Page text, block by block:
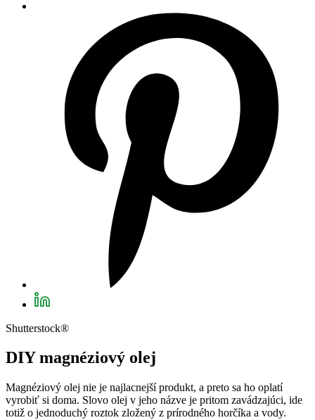
Shutterstock®
DIY magnéziový olej
Magnéziový olej nie je najlacnejší produkt, a preto sa ho oplatí
vyrobiť si doma. Slovo olej v jeho názve je pritom zavádzajúci, ide
totiž o jednoduchý roztok zložený z prírodného horčíka a vody.